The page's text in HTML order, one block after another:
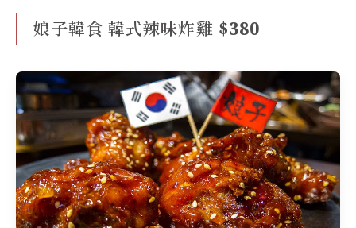
娘子韓食 韓式辣味炸雞 $380